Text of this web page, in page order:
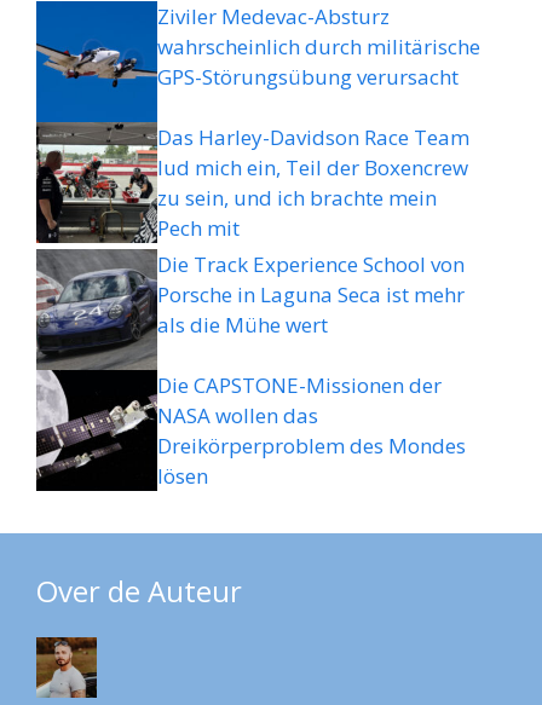
Ziviler Medevac-Absturz
wahrscheinlich durch militärische
GPS-Störungsübung verursacht
Das Harley-Davidson Race Team
lud mich ein, Teil der Boxencrew
zu sein, und ich brachte mein
Pech mit
Die Track Experience School von
Porsche in Laguna Seca ist mehr
als die Mühe wert
Die CAPSTONE-Missionen der
NASA wollen das
Dreikörperproblem des Mondes
lösen
Over de Auteur